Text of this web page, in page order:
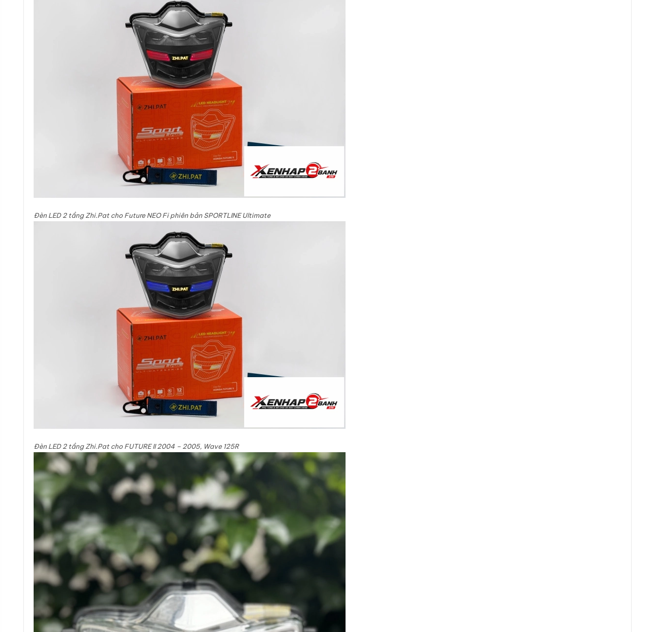
Đèn LED 2 tầng Zhi.Pat cho Future NEO Fi phiên bản SPORTLINE Ultimate
Đèn LED 2 tầng Zhi.Pat cho FUTURE II 2004 – 2005, Wave 125R